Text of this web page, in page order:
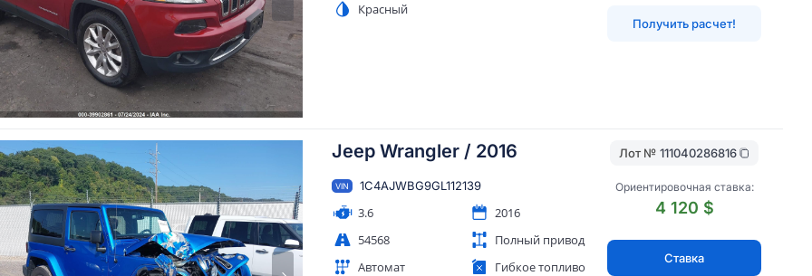
Красный
Получить расчет!
Jeep Wrangler / 2016
VIN 1C4AJWBG9GL112139
3.6
2016
54568
Полный привод
Автомат
Гибкое топливо
Лот № 111040286816
Ориентировочная ставка:
4 120 $
Ставка